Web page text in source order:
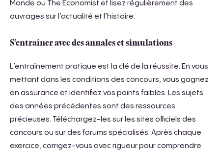
Monde ou The Economist et lisez régulièrement des
ouvrages sur l’actualité et l’histoire.
S’entraîner avec des annales et simulations
L’entraînement pratique est la clé de la réussite. En vous
mettant dans les conditions des concours, vous gagnez
en assurance et identifiez vos points faibles. Les sujets
des années précédentes sont des ressources
précieuses. Téléchargez-les sur les sites officiels des
concours ou sur des forums spécialisés. Après chaque
exercice, corrigez-vous avec rigueur pour comprendre